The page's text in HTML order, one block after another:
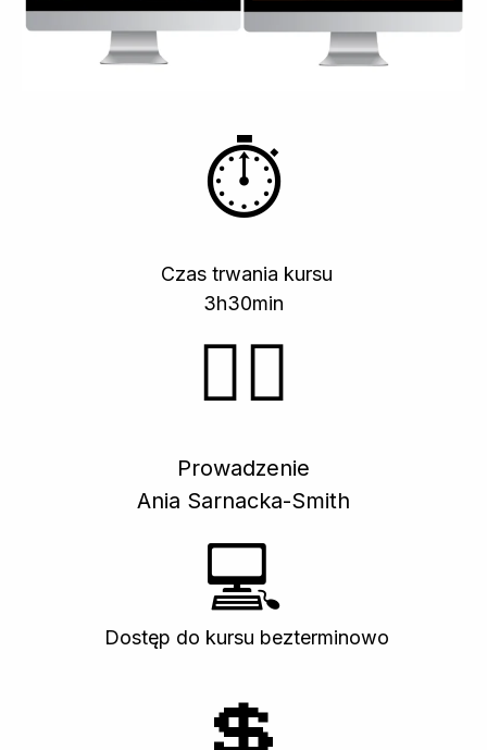
⏱️
Czas trwania kursu
3h30min
👩‍⚖️
Prowadzenie
Ania Sarnacka-Smith
💻
Dostęp do kursu bezterminowo
💲